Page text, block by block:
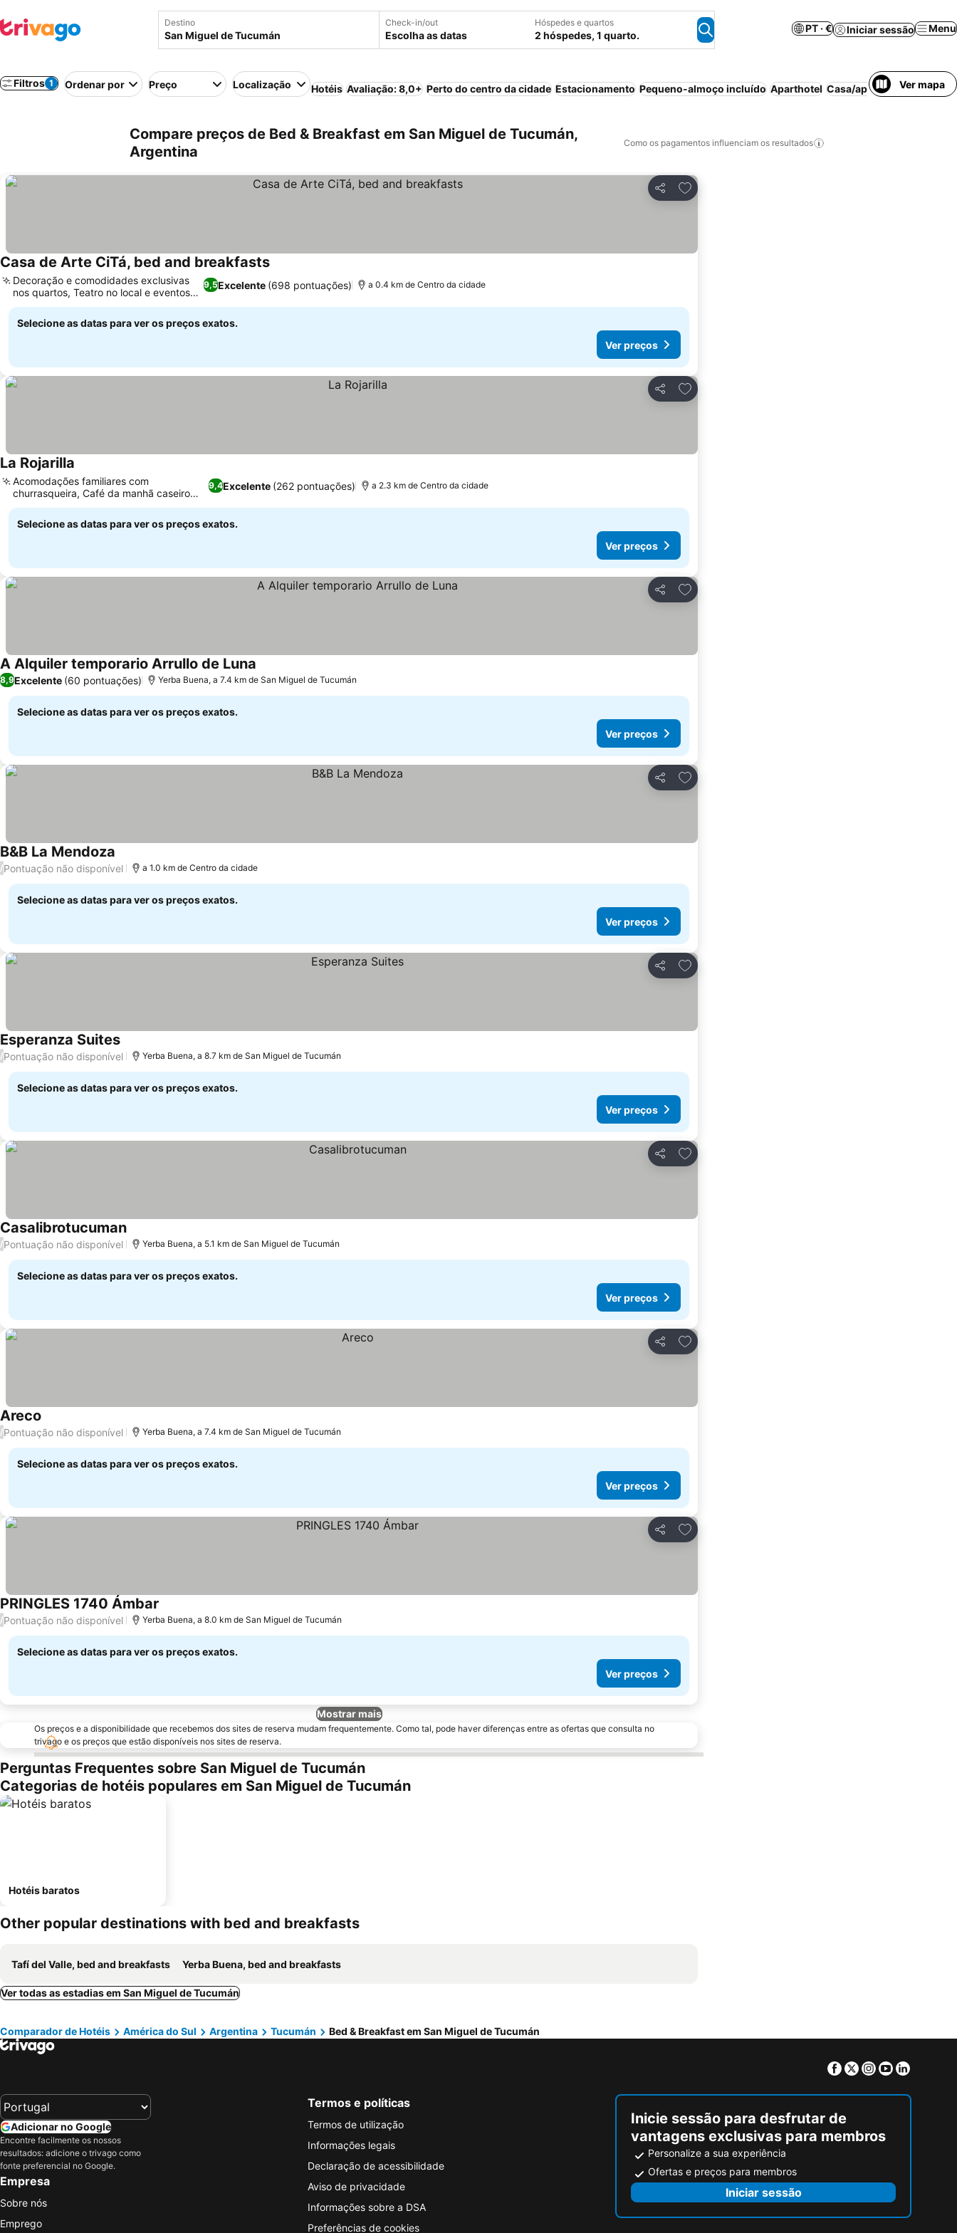
Destino Check-in/out
Escolha as datas
Hóspedes e quartos
2 hóspedes, 1 quarto.
PT · € Iniciar sessão Menu
Filtros 1 Ordenar por Preço Localização Hotéis Avaliação: 8,0+ Perto do centro da cidade Estacionamento Pequeno-almoço incluído Aparthotel Casa/apartamento inteiro
Ver mapa
Compare preços de Bed & Breakfast em San Miguel de Tucumán,
Argentina
Como os pagamentos influenciam os resultados
Partilhar
Adicionar aos favoritos
Casa de Arte CiTá, bed and breakfasts
9,5Excelente (698 pontuações)
Decoração e comodidades exclusivas
nos quartos, Teatro no local e eventos
culturais
a 0.4 km de Centro da cidade
Selecione as datas para ver os preços exatos.
Ver preços
Partilhar
Adicionar aos favoritos
La Rojarilla
9,4Excelente (262 pontuações)
Acomodações familiares com
churrasqueira, Café da manhã caseiro
com delicioso budín
a 2.3 km de Centro da cidade
Selecione as datas para ver os preços exatos.
Ver preços
Partilhar
Adicionar aos favoritos
A Alquiler temporario Arrullo de Luna
8,9Excelente (60 pontuações) Yerba Buena, a 7.4 km de San Miguel de Tucumán
Selecione as datas para ver os preços exatos.
Ver preços
Partilhar
Adicionar aos favoritos
B&B La Mendoza
/Pontuação não disponível a 1.0 km de Centro da cidade
Selecione as datas para ver os preços exatos.
Ver preços
Partilhar
Adicionar aos favoritos
Esperanza Suites
/Pontuação não disponível Yerba Buena, a 8.7 km de San Miguel de Tucumán
Selecione as datas para ver os preços exatos.
Ver preços
Partilhar
Adicionar aos favoritos
Casalibrotucuman
/Pontuação não disponível Yerba Buena, a 5.1 km de San Miguel de Tucumán
Selecione as datas para ver os preços exatos.
Ver preços
Partilhar
Adicionar aos favoritos
Areco
/Pontuação não disponível Yerba Buena, a 7.4 km de San Miguel de Tucumán
Selecione as datas para ver os preços exatos.
Ver preços
Partilhar
Adicionar aos favoritos
PRINGLES 1740 Ámbar
/Pontuação não disponível Yerba Buena, a 8.0 km de San Miguel de Tucumán
Selecione as datas para ver os preços exatos.
Ver preços
Mostrar mais
Os preços e a disponibilidade que recebemos dos sites de reserva mudam frequentemente. Como tal, pode haver diferenças entre as ofertas que consulta no
trivago e os preços que estão disponíveis nos sites de reserva.
Perguntas Frequentes sobre San Miguel de Tucumán
Categorias de hotéis populares em San Miguel de Tucumán
Hotéis baratos
Other popular destinations with bed and breakfasts
Tafí del Valle, bed and breakfasts Yerba Buena, bed and breakfasts
Ver todas as estadias em San Miguel de Tucumán
Comparador de Hotéis América do Sul Argentina Tucumán Bed & Breakfast em San Miguel de Tucumán
Facebook
TwitterInstagram
Youtube
Adicionar no Google
Encontre facilmente os nossos
resultados: adicione o trivago como
fonte preferencial no Google.
Empresa
Sobre nós
Emprego
Termos e políticas
Termos de utilização
Informações legais
Declaração de acessibilidade
Aviso de privacidade
Informações sobre a DSA
Preferências de cookies
Inicie sessão para desfrutar de
vantagens exclusivas para membros
Personalize a sua experiência
Ofertas e preços para membros
Iniciar sessão